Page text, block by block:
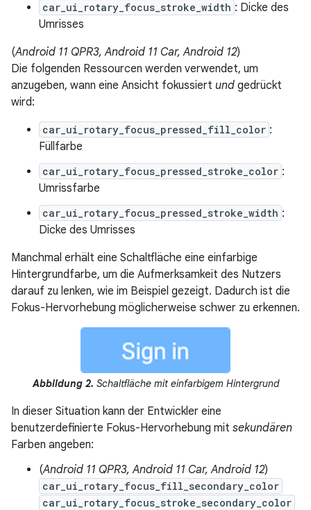
car_ui_rotary_focus_stroke_width : Dicke des
Umrisses
(Android 11 QPR3, Android 11 Car, Android 12)
Die folgenden Ressourcen werden verwendet, um
anzugeben, wann eine Ansicht fokussiert und gedrückt
wird:
car_ui_rotary_focus_pressed_fill_color :
Füllfarbe
car_ui_rotary_focus_pressed_stroke_color :
Umrissfarbe
car_ui_rotary_focus_pressed_stroke_width :
Dicke des Umrisses
Manchmal erhält eine Schaltfläche eine einfarbige
Hintergrundfarbe, um die Aufmerksamkeit des Nutzers
darauf zu lenken, wie im Beispiel gezeigt. Dadurch ist die
Fokus-Hervorhebung möglicherweise schwer zu erkennen.
Abbildung 2. Schaltfläche mit einfarbigem Hintergrund
In dieser Situation kann der Entwickler eine
benutzerdefinierte Fokus-Hervorhebung mit sekundären
Farben angeben:
(Android 11 QPR3, Android 11 Car, Android 12)
car_ui_rotary_focus_fill_secondary_color
car_ui_rotary_focus_stroke_secondary_color